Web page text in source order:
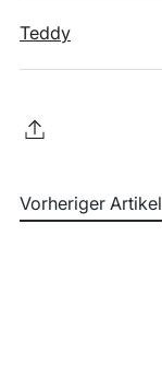
Teddy
Vorheriger Artikel